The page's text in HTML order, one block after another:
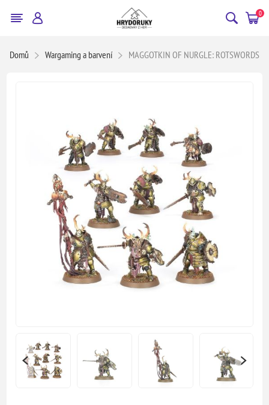
0
Domů Wargaming a barvení MAGGOTKIN OF NURGLE: ROTSWORDS